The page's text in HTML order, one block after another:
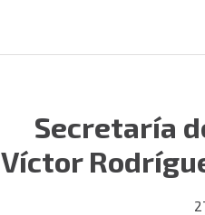
Secretaría
Víctor